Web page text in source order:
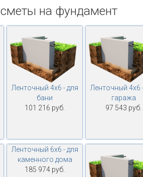
сметы на фундамент
Ленточный 4х6 - для
бани
101 216 руб.
Ленточный 4х6
гаража
97 543 руб.
Ленточный 6х6 - для
каменного дома
185 974 руб.